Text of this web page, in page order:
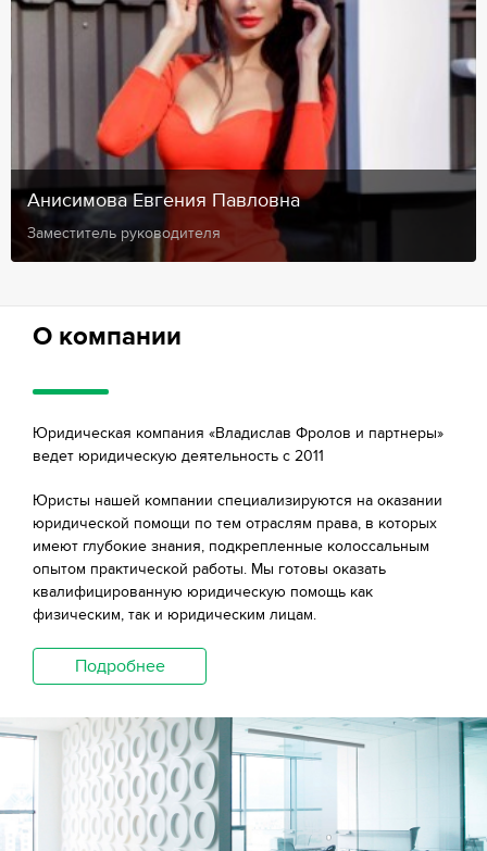
Анисимова Евгения Павловна
Заместитель руководителя
О компании
Юридическая компания «Владислав Фролов и партнеры»
ведет юридическую деятельность с 2011
Юристы нашей компании специализируются на оказании
юридической помощи по тем отраслям права, в которых
имеют глубокие знания, подкрепленные колоссальным
опытом практической работы. Мы готовы оказать
квалифицированную юридическую помощь как
физическим, так и юридическим лицам.
Подробнее